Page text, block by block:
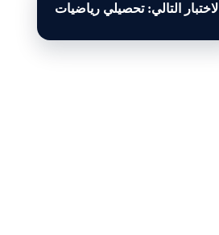
الاختبار التالي: تحصيلي رياضيات